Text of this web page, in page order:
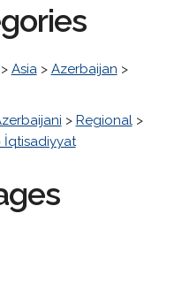
Asia> Azerbaijan >
> Regional>
İqtisadiyyat